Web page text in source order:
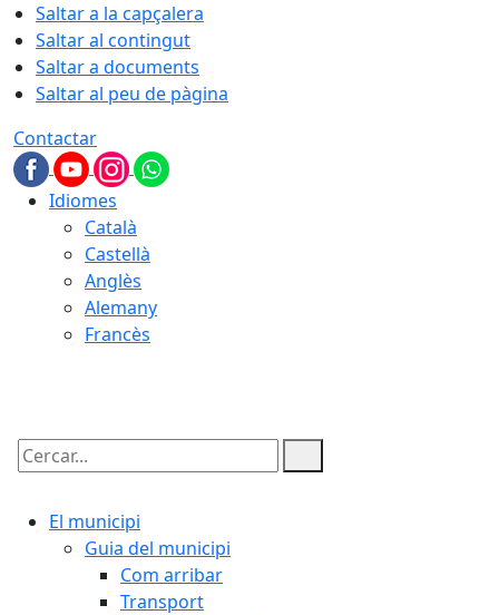
Saltar a la capçalera
Saltar al contingut
Saltar a documents
Saltar al peu de pàgina
Contactar
Idiomes
Català
Castellà
Anglès
Alemany
Francès
Cercar:
El municipi
Guia del municipi
Com arribar
Transport